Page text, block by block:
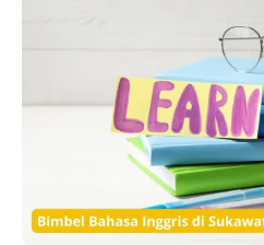
b
o
o
k
t
o
d
o
n